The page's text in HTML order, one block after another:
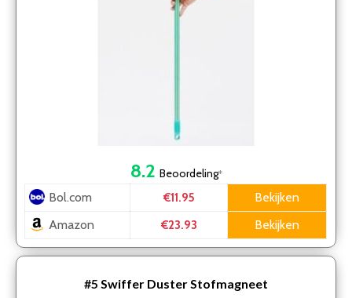
8.2 Beoordeling*
Bol.com €11.95
Bekijken
Amazon
€23.93 Bekijken
#5 Swiffer Duster Stofmagneet